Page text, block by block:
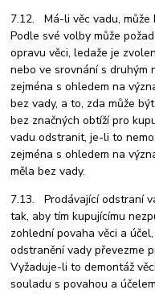
7.12. Má-li věc vadu, může
Podle své volby může
opravu věci, ledaže je
nebo ve srovnání s druhým
zejména s ohledem na
bez vady, a to, zda může
bez značných obtíží pro
vadu odstranit, je-li to
zejména s ohledem na
měla bez vady.
7.13. Prodávající odstraní
tak, aby tím kupujícímu
zohlední povaha věci a
odstranění vady převezme
Vyžaduje-li to demontáž
souladu s povahou a